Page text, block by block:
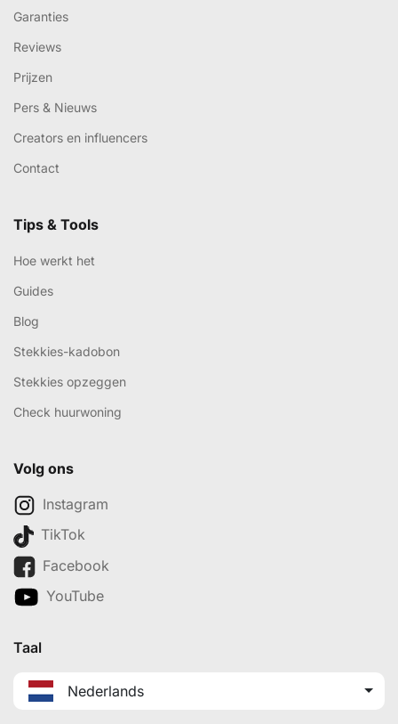
Garanties
Reviews
Prijzen
Pers & Nieuws
Creators en influencers
Contact
Tips & Tools
Hoe werkt het
Guides
Blog
Stekkies-kadobon
Stekkies opzeggen
Check huurwoning
Volg ons
Instagram
TikTok
Facebook
YouTube
Taal
Nederlands